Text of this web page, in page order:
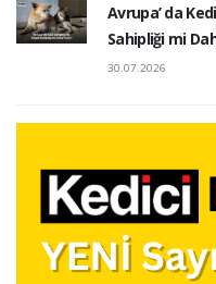
Avrupa’ da
Sahipliği mi
30.07.2026